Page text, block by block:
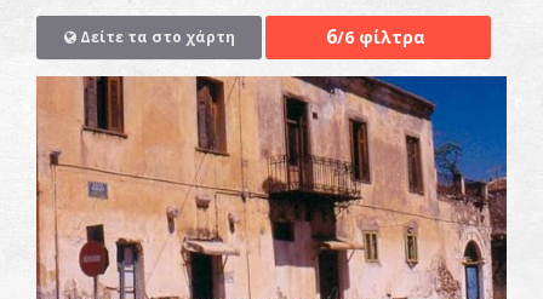
Δείτε τα στο χάρτη 6/6 φίλτρα